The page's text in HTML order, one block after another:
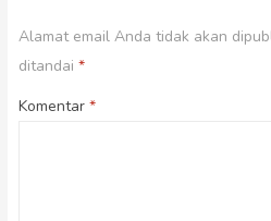
Alamat email Anda tidak akan
ditandai *
Komentar *